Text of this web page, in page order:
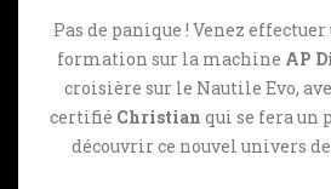
Pas de panique ! Venez
formation sur la machine AP
croisière sur le Nautile Evo,
certifié Christian qui se fera un
découvrir ce nouvel univers